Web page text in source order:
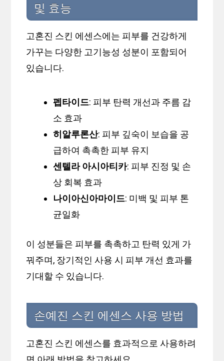
및 효능
고혼진 스킨 에센스에는 피부를 건강하게
가꾸는 다양한 고기능성 성분이 포함되어
있습니다.
펩타이드: 피부 탄력 개선과 주름 감
소 효과
히알루론산: 피부 깊숙이 보습을 공
급하여 촉촉한 피부 유지
센텔라 아시아티카: 피부 진정 및 손
상 회복 효과
나이아신아마이드: 미백 및 피부 톤
균일화
이 성분들은 피부를 촉촉하고 탄력 있게 가
꿔주며, 장기적인 사용 시 피부 개선 효과를
기대할 수 있습니다.
손예진 스킨 에센스 사용 방법
고혼진 스킨 에센스를 효과적으로 사용하려